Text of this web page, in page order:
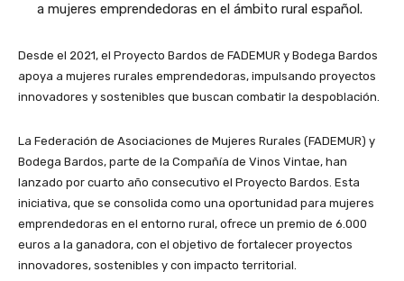
a mujeres emprendedoras en el ámbito rural español.
Desde el 2021, el Proyecto Bardos de FADEMUR y Bodega Bardos
apoya a mujeres rurales emprendedoras, impulsando proyectos
innovadores y sostenibles que buscan combatir la despoblación.
La Federación de Asociaciones de Mujeres Rurales (FADEMUR) y
Bodega Bardos, parte de la Compañía de Vinos Vintae, han
lanzado por cuarto año consecutivo el Proyecto Bardos. Esta
iniciativa, que se consolida como una oportunidad para mujeres
emprendedoras en el entorno rural, ofrece un premio de 6.000
euros a la ganadora, con el objetivo de fortalecer proyectos
innovadores, sostenibles y con impacto territorial.